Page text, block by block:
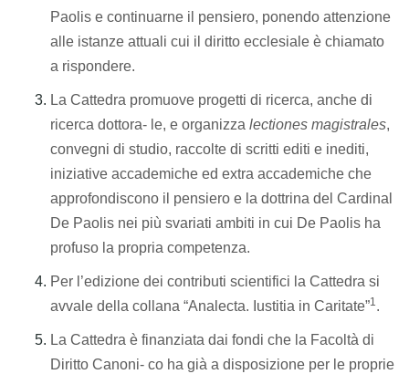
Paolis e continuarne il pensiero, ponendo attenzione
alle istanze attuali cui il diritto ecclesiale è chiamato
a rispondere.
La Cattedra promuove progetti di ricerca, anche di
ricerca dottora- le, e organizza lectiones magistrales,
convegni di studio, raccolte di scritti editi e inediti,
iniziative accademiche ed extra accademiche che
approfondiscono il pensiero e la dottrina del Cardinal
De Paolis nei più svariati ambiti in cui De Paolis ha
profuso la propria competenza.
Per l’edizione dei contributi scientifici la Cattedra si
avvale della collana “Analecta. Iustitia in Caritate”1.
La Cattedra è finanziata dai fondi che la Facoltà di
Diritto Canoni- co ha già a disposizione per le proprie